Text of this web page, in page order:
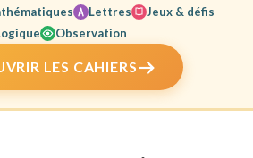
Lettres
Jeux & défis
Observation
LES CAHIERS